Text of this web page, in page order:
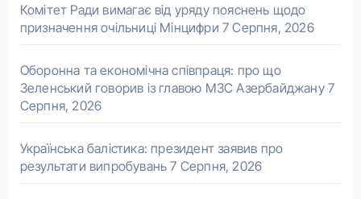
Комітет Ради вимагає від уряду пояснень щодо
призначення очільниці Мінцифри 7 Серпня, 2026
Оборонна та економічна співпраця: про що
Зеленський говорив із главою МЗС Азербайджану 7
Серпня, 2026
Українська балістика: президент заявив про
результати випробувань 7 Серпня, 2026